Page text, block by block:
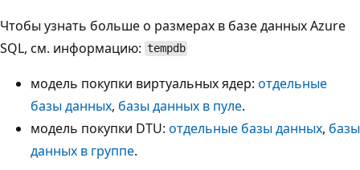
Чтобы узнать больше о размерах в базе данных Azure
SQL, см. информацию: tempdb
модель покупки виртуальных ядер: отдельные
базы данных, базы данных в пуле.
модель покупки DTU: отдельные базы данных, базы
данных в группе.